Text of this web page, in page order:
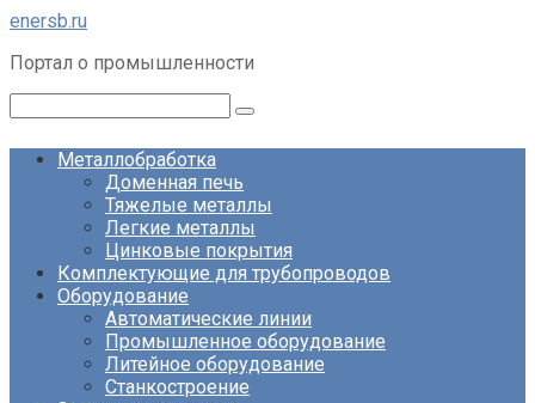
Перейти
контенту
enersb.ru
Портал о промышленности
Металлобработка
Доменная печь
Тяжелые металлы
Легкие металлы
Цинковые покрытия
Комплектующие для трубопроводов
Оборудование
Автоматические линии
Промышленное оборудование
Литейное оборудование
Станкостроение